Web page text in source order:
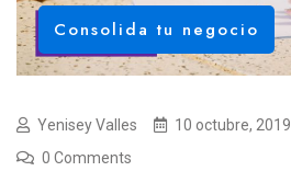
Consolida tu negocio
Yenisey Valles 10 octubre, 2019
0 Comments